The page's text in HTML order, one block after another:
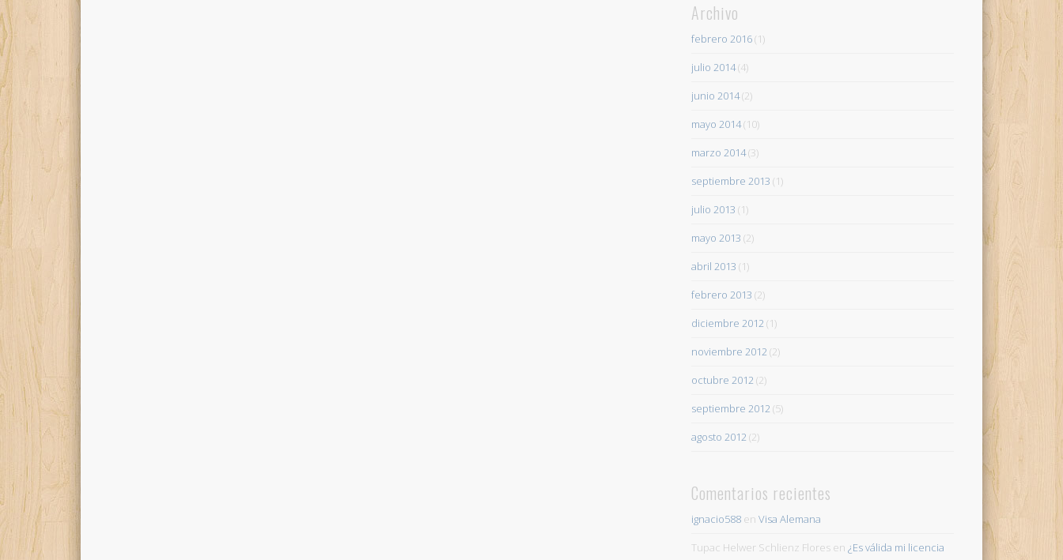
Archivo
febrero 2016(1)
julio 2014(4)
junio 2014(2)
mayo 2014(10)
marzo 2014(3)
septiembre 2013 (1)
julio 2013 (1)
mayo 2013 (2)
abril 2013 (1)
febrero 2013 (2)
diciembre 2012 (1)
noviembre 2012 (2)
octubre 2012 (2)
septiembre 2012 (5)
agosto 2012 (2)
Comentarios recientes
ignacio588 enVisa Alemana
Tupac Helwer Schlienz Flores en¿Es válida mi licencia